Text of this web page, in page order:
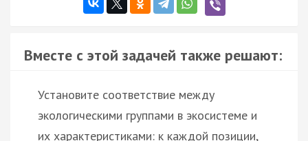
Вместе с этой задачей также решают:
Установите соответствие между
экологическими группами в экосистеме и
их характеристиками: к каждой позиции,